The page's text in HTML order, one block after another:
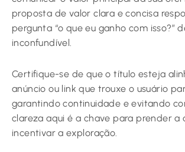
proposta de valor clara e concisa
pergunta “o que eu ganho com isso?”
inconfundível.
Certifique-se de que o título esteja
anúncio ou link que trouxe o usuário
garantindo continuidade e evitando
clareza aqui é a chave para prender a
incentivar a exploração.